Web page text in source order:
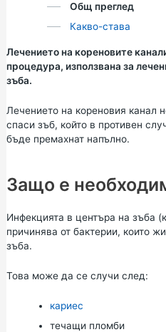
Общ преглед
Какво-става
Лечението на кореновите
процедура, използвана за
зъба.
Лечението на кореновия канал
спаси зъб, който в противен
бъде премахнат напълно.
Защо е
Инфекцията в центъра на зъба
причинява от бактерии, които
зъба.
Това може да се случи след:
кариес
течащи пломби